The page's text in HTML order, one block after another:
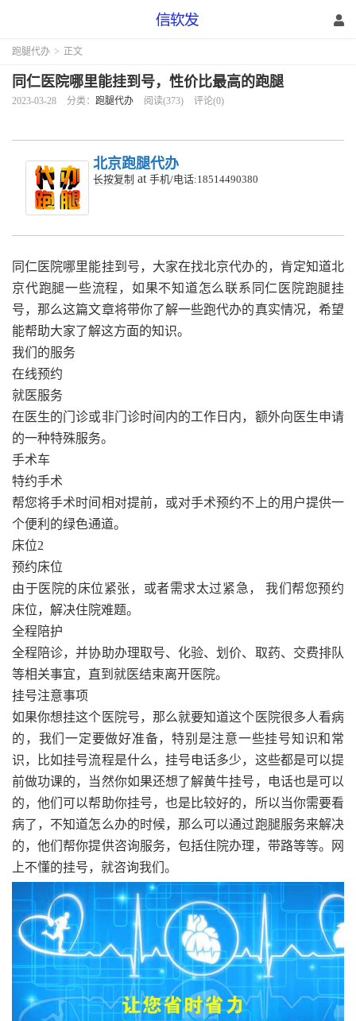
跑腿代办 > 正文
同仁医院哪里能挂到号，性价比最高的跑腿
2023-03-28 分类： 跑腿代办 阅读(373) 评论(0)
北京跑腿代办
长按复制 at 手机/电话:18514490380
同仁医院哪里能挂到号，大家在找北京代办的，肯定知道北
京代跑腿一些流程，如果不知道怎么联系同仁医院跑腿挂
号，那么这篇文章将带你了解一些跑代办的真实情况，希望
能帮助大家了解这方面的知识。
我们的服务
在线预约
就医服务
在医生的门诊或非门诊时间内的工作日内，额外向医生申请
的一种特殊服务。
手术车
特约手术
帮您将手术时间相对提前，或对手术预约不上的用户提供一
个便利的绿色通道。
床位2
预约床位
由于医院的床位紧张，或者需求太过紧急， 我们帮您预约
床位，解决住院难题。
全程陪护
全程陪诊，并协助办理取号、化验、划价、取药、交费排队
等相关事宜，直到就医结束离开医院。
挂号注意事项
如果你想挂这个医院号，那么就要知道这个医院很多人看病
的，我们一定要做好准备，特别是注意一些挂号知识和常
识，比如挂号流程是什么，挂号电话多少，这些都是可以提
前做功课的，当然你如果还想了解黄牛挂号，电话也是可以
的，他们可以帮助你挂号，也是比较好的，所以当你需要看
病了，不知道怎么办的时候，那么可以通过跑腿服务来解决
的，他们帮你提供咨询服务，包括住院办理，带路等等。网
上不懂的挂号，就咨询我们。